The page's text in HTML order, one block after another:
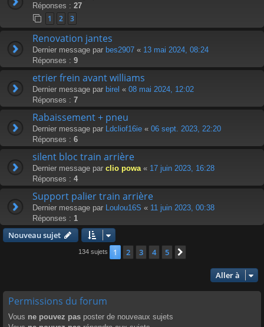
Réponses : 27
1 2 3
Renovation jantes
Dernier message par bes2907 « 13 mai 2024, 08:24
Réponses : 9
etrier frein avant williams
Dernier message par birel « 08 mai 2024, 12:02
Réponses : 7
Rabaissement + pneu
Dernier message par Ldcliof16ie « 06 sept. 2023, 22:20
Réponses : 6
silent bloc train arrière
Dernier message par clio powa « 17 juin 2023, 16:28
Réponses : 4
Support palier train arrière
Dernier message par Loulou16S « 11 juin 2023, 00:38
Réponses : 1
Nouveau sujet
134 sujets 1 2 3 4 5
Aller à
Permissions du forum
Vous ne pouvez pas poster de nouveaux sujets